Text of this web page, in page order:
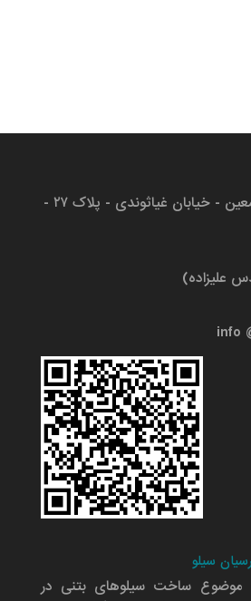
آدرس: تهران استاد معین - خیابان غیاثوندی - پلاک ۲۷ -
info
سیلو
موضوع ساخت سیلوهای بتنی در